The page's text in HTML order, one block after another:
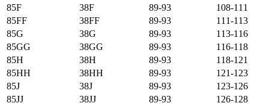
85F
38F 89-93
108-111
85FF
38FF 89-93
111-113
85G
38G 89-93
113-116
85GG
38GG 89-93
116-118
85H
38H 89-93
118-121
85HH
38HH 89-93
121-123
85J
38J 89-93
123-126
85JJ
38JJ 89-93
126-128